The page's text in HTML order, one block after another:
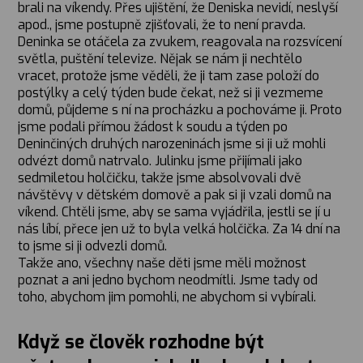
brali na víkendy. Přes ujištění, že Deniska nevidí, neslyší
apod., jsme postupně zjišťovali, že to není pravda.
Deninka se otáčela za zvukem, reagovala na rozsvícení
světla, puštění televize. Nějak se nám ji nechtělo
vracet, protože jsme věděli, že ji tam zase položí do
postýlky a celý týden bude čekat, než si ji vezmeme
domů, půjdeme s ní na procházku a pochováme ji. Proto
jsme podali přímou žádost k soudu a týden po
Deninčiných druhých narozeninách jsme si ji už mohli
odvézt domů natrvalo. Julinku jsme přijímali jako
sedmiletou holčičku, takže jsme absolvovali dvě
návštěvy v dětském domově a pak si ji vzali domů na
víkend. Chtěli jsme, aby se sama vyjádřila, jestli se jí u
nás líbí, přece jen už to byla velká holčička. Za 14 dní na
to jsme si ji odvezli domů.
Takže ano, všechny naše děti jsme měli možnost
poznat a ani jedno bychom neodmítli. Jsme tady od
toho, abychom jim pomohli, ne abychom si vybírali.
Když se člověk rozhodne být